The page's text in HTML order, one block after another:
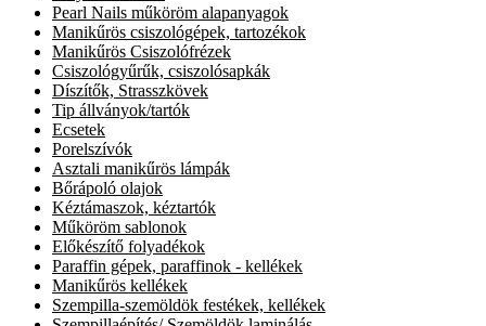
Pearl Nails műköröm alapanyagok
Manikűrös csiszológépek, tartozékok
Manikűrös Csiszolófrézek
Csiszológyűrűk, csiszolósapkák
Díszítők, Strasszkövek
Tip állványok/tartók
Ecsetek
Porelszívók
Asztali manikűrös lámpák
Bőrápoló olajok
Kéztámaszok, kéztartók
Műköröm sablonok
Előkészítő folyadékok
Paraffin gépek, paraffinok - kellékek
Manikűrös kellékek
Szempilla-szemöldök festékek, kellékek